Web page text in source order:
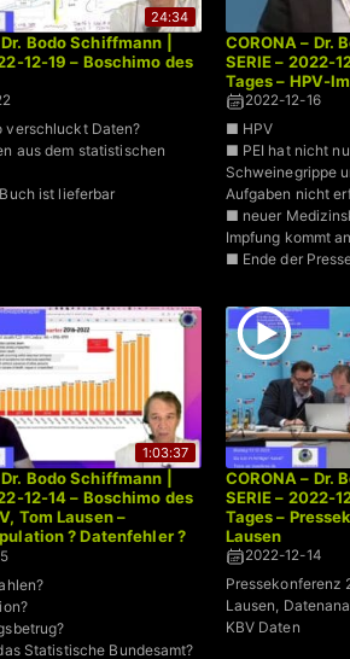
24:34
Bodo Schiffmann |
12-19 – Boschimo des
verschluckt Daten?
aus dem statistischen
ist lieferbar
CORONA – Dr.
SERIE – 2022-
Tages – HPV-
2022-12-16
■ HPV
■ PEI hat nicht
Schweinegrippe
Aufgaben nicht
■ neuer
Impfung kommt
■ Ende der
1:03:37
Bodo Schiffmann |
12-14 – Boschimo des
Tom Lausen –
? Datenfehler ?
Statistische Bundesamt?
CORONA – Dr.
SERIE – 2022-
Tages –
Lausen
2022-12-14
Pressekonferenz
Lausen,
KBV Daten